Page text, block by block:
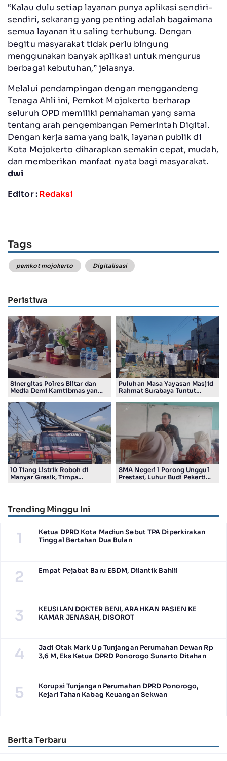
“Kalau dulu setiap layanan punya aplikasi sendiri-
sendiri, sekarang yang penting adalah bagaimana
semua layanan itu saling terhubung. Dengan
begitu masyarakat tidak perlu bingung
menggunakan banyak aplikasi untuk mengurus
berbagai kebutuhan,” jelasnya.
Melalui pendampingan dengan menggandeng
Tenaga Ahli ini, Pemkot Mojokerto berharap
seluruh OPD memiliki pemahaman yang sama
tentang arah pengembangan Pemerintah Digital.
Dengan kerja sama yang baik, layanan publik di
Kota Mojokerto diharapkan semakin cepat, mudah,
dan memberikan manfaat nyata bagi masyarakat.
dwi
Editor :Redaksi
Tags
pemkot mojokerto Digitalisasi
Peristiwa
Sinergitas Polres Blitar dan
Media Demi Kamtibmas yang
Puluhan Masa Yayasan Masjid
Rahmat Surabaya Tuntut
Pandigiling
10 Tiang Listrik Roboh di
Manyar Gresik, Timpa
SMA Negeri 1 Porong Unggul
Prestasi, Luhur Budi Pekerti
Trending Minggu Ini
1
Ketua DPRD Kota Madiun Sebut TPA Diperkirakan
Tinggal Bertahan Dua Bulan
2 Empat Pejabat Baru ESDM, Dilantik Bahlil
3
KEUSILAN DOKTER BENI, ARAHKAN PASIEN KE
KAMAR JENASAH, DISOROT
4
Jadi Otak Mark Up Tunjangan Perumahan Dewan Rp
3,6 M, Eks Ketua DPRD Ponorogo Sunarto Ditahan
5
Korupsi Tunjangan Perumahan DPRD Ponorogo,
Kejari Tahan Kabag Keuangan Sekwan
Berita Terbaru